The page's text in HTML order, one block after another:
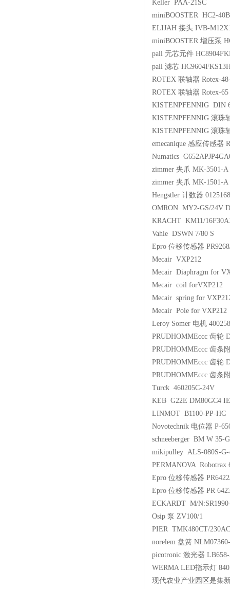
Keller PAA-21SC
miniBOOSTER HC2-
ELIJAH 接头 IVB-
miniBOOSTER 增压泵
pall 无芯元件
pall 滤芯
ROTEX 联轴器 Rotex-
ROTEX 联轴器 Rotex-
KISTENPFENNIG DIN
KISTENPFENNIG 滚珠
KISTENPFENNIG 滚珠
emecanique 感应传感器
Numatics
zimmer 夹爪 MK-3501-A
zimmer 夹爪 MK-1501-A
Hengstler 计数器 0125168
OMRON MY2-GS/24V
KRACHT KM11/
Vahle DSWN 7/80 S
Epro 位移传感器
Mecair VXP212
Mecair Diaphragm for
Mecair coil forVXP212
Mecair spring for
Mecair Pole for VXP212
Leroy Somer 电机
PRUDHOMMEccc 齿轮
PRUDHOMMEccc 齿条
PRUDHOMMEccc 齿轮
PRUDHOMMEccc 齿条
Turck 460205C-24V
KEB G22E DM80GC4
LINMOT B1100-PP-HC
Novotechnik 电位器 P-
schneeberger BM W 35-
mikipulley ALS-080S-
PERMANOVA Robotrax
Epro 位移传感器
Epro 位移传感器 PR
ECKARDT M/
Osip 泵 ZV100/1
PIER TMK480CT/230AC
norelem 盘簧
picotronic 激光器
WERMA LED指示灯
现代农业产业园区是集